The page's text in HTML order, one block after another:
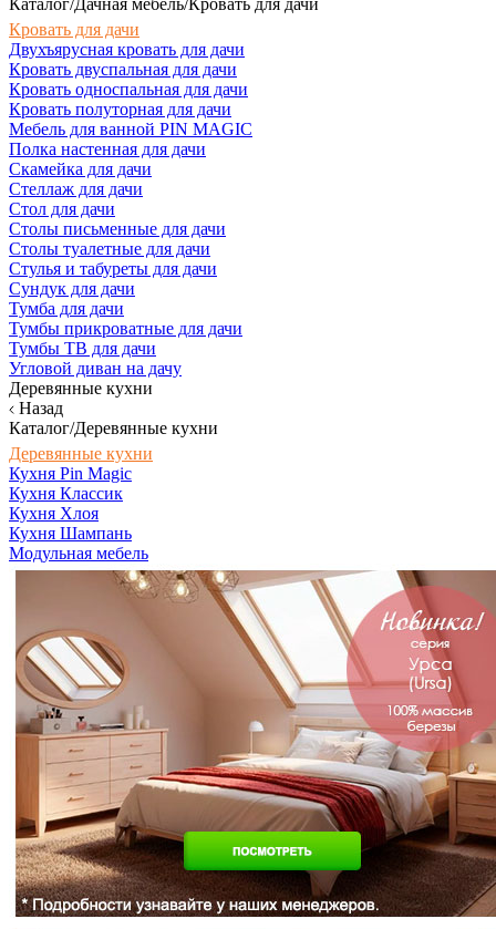
Каталог/Дачная мебель/Кровать для дачи
Кровать для дачи
Двухъярусная кровать для дачи
Кровать двуспальная для дачи
Кровать односпальная для дачи
Кровать полуторная для дачи
Мебель для ванной PIN MAGIC
Полка настенная для дачи
Скамейка для дачи
Стеллаж для дачи
Стол для дачи
Столы письменные для дачи
Столы туалетные для дачи
Стулья и табуреты для дачи
Сундук для дачи
Тумба для дачи
Тумбы прикроватные для дачи
Тумбы ТВ для дачи
Угловой диван на дачу
Деревянные кухни
Назад
Каталог/Деревянные кухни
Деревянные кухни
Кухня Pin Magic
Кухня Классик
Кухня Хлоя
Кухня Шампань
Модульная мебель